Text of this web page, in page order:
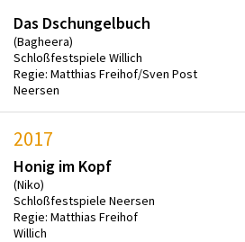
Das Dschungelbuch
(Bagheera)
Schloßfestspiele Willich
Regie: Matthias Freihof/Sven Post
Neersen
2017
Honig im Kopf
(Niko)
Schloßfestspiele Neersen
Regie: Matthias Freihof
Willich